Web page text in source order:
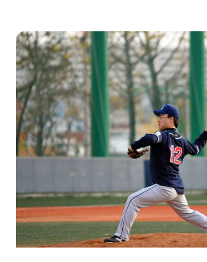
조용히 다시 그리기 시작했는데요. 바로 맞
그리기 시작했습니다. 그리고, 사람들과의
초상화를 완성하시는 초선영 작가님도 만
활용해 아날로그 방식으로 작업을 하시는
일러스트 마켓에서 특별히 와콤 신티크를 활
그려주셨습니다. 작가님이 그리는 누군가..